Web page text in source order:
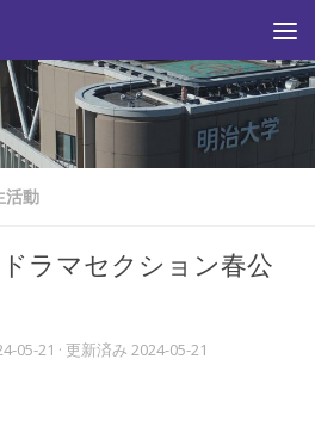
活動
ラマセクション春公
05-21 · 更新済み 2024-05-21